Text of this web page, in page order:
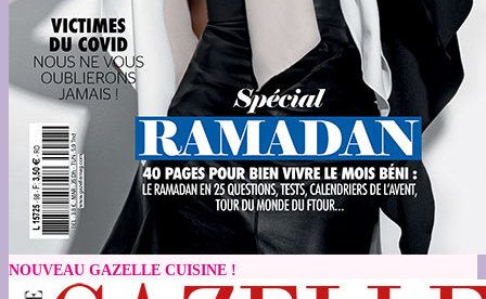
NOUVEAU GAZELLE CUISINE !